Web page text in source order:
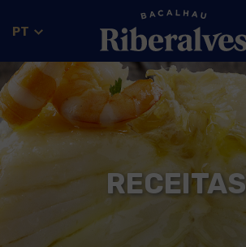
PT
RECEITAS